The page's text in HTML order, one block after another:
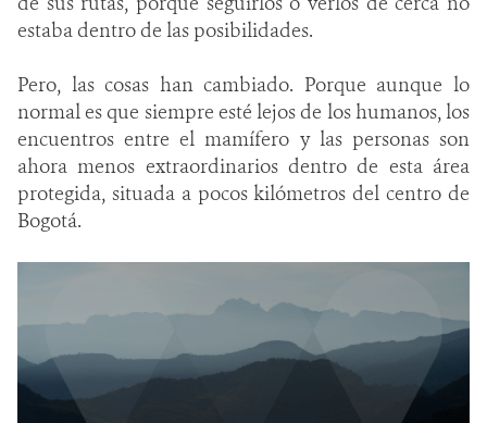
estaba dentro de las posibilidades.
Pero, las cosas han cambiado. Porque aunque lo
normal es que siempre esté lejos de los humanos, los
encuentros entre el mamífero y las personas son
ahora menos extraordinarios dentro de esta área
protegida, situada a pocos kilómetros del centro de
Bogotá.